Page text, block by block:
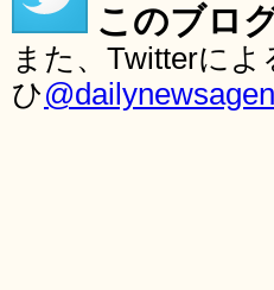
このブロ
また、Twitterに
ひ